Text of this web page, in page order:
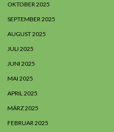
OKTOBER 2025
SEPTEMBER 2025
AUGUST 2025
JULI 2025
JUNI 2025
MAI 2025
APRIL 2025
MÄRZ 2025
FEBRUAR 2025